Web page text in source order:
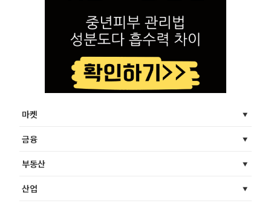
마켓
금융
부동산
산업